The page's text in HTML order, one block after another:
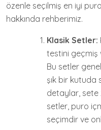
özenle seçilmiş en iyi
hakkında rehberimiz.
Klasik Setler:
testini geçmiş
Bu setler
şık bir kutuda
detaylar, sete
setler, puro
seçimdir ve